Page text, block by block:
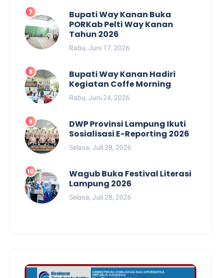
Bupati Way Kanan Buka
PORKab Pelti Way Kanan
Tahun 2026
Rabu, Juni 17, 2026
Bupati Way Kanan Hadiri
Kegiatan Coffe Morning
Rabu, Juni 24, 2026
DWP Provinsi Lampung Ikuti
Sosialisasi E-Reporting 2026
Selasa, Juli 28, 2026
Wagub Buka Festival Literasi
Lampung 2026
Selasa, Juli 28, 2026